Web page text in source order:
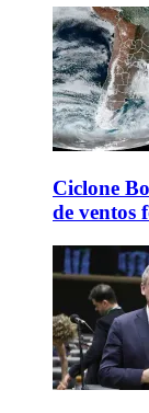
Ciclone
de ventos